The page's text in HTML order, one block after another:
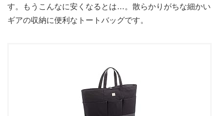
す。もうこんなに安くなるとは…。散らかりがちな細かい
ギアの収納に便利なトートバッグです。